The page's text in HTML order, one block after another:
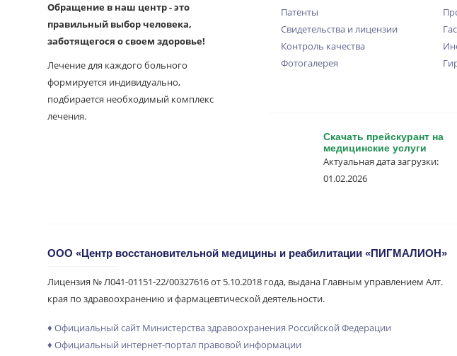
Обращение в наш центр - это
правильный выбор человека,
заботящегося о своем здоровье!
Лечение для каждого больного
формируется индивидуально,
подбирается необходимый комплекс
лечения.
Патенты
Свидетельства и лицензии
Контроль качества
Фотогалерея
Скачать прейскурант на
медицинские услуги
Актуальная дата загрузки:
01.02.2026
ООО «Центр восстановительной медицины и реабилитации «ПИГМАЛИОН»
Лицензия № Л041-01151-22/00327616 от 5.10.2018 года, выдана Главным управлением Алт.
края по здравоохранению и фармацевтической деятельности.
♦ Официальный сайт Министерства здравоохранения Российской Федерации
♦ Официальный интернет-портал правовой информации